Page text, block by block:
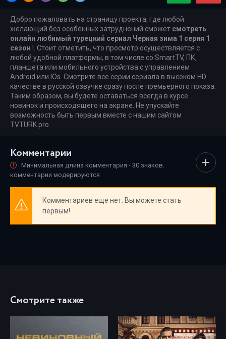
Добро пожаловать на страницу проекта, где любой
желающий без особенных затруднений сможет смотреть
онлайн любимый турецкий сериал Черная зима 1 серия 1
сезон !. Стоит отметить, что просмотр осуществляется с
любой удобной платформы, в том числе со SmartTV, ПК,
планшета или мобильного устройства с управлением
Android или IOs. Смотрите все серии сериала в высоком HD
качестве в русской озвучке сразу после премьерного показа.
Таким образом, вы будете оставаться всегда в курсе
новинок и происходящего на экране. Не упускайте
возможность быть первым вместе с нашим сайтом
TVTURK.pro
Комментарии
Минимальная длина комментария - 30 знаков.
комментарии модерируются
Комментариев еще нет. Вы можете стать
первым!
Смотрите также